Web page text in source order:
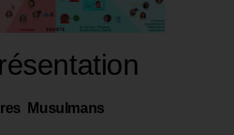
Musulmans